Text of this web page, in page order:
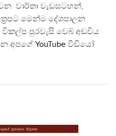
වාර්තා වැඩසටහන්,
මෙන්ම දේශපාලන
විකල්ප පුරවැසි වෙබ් අඩවිය
අපගේ YouTube වීඩියෝ